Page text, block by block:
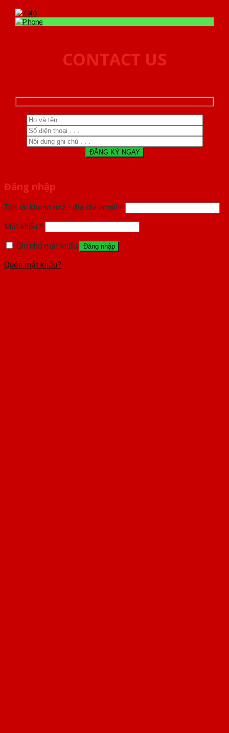
CONTACT US
Đăng nhập
Tên tài khoản hoặc địa chỉ email *
Mật khẩu *
Ghi nhớ mật khẩu
Đăng nhập
Quên mật khẩu?